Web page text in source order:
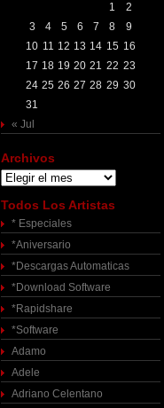
1
2
3
4 5 6 7 8
9
10 11 12 13 14 15 16
17 18 19 20 21 22 23
24 25 26 27 28 29 30
31
« Jul
Archivos
Archivos
Todos Los Artistas
* Especiales
*Aniversario
*Descargas Automaticas
*Download Software
*Rapidshare
*Software
Adamo
Adele
Adriano Celentano